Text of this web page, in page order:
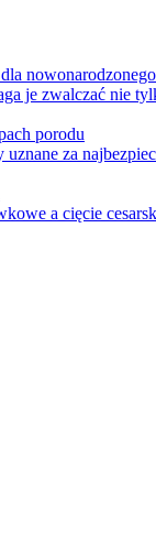
je zwalczać nie
porodu
uznane za
a cięcie